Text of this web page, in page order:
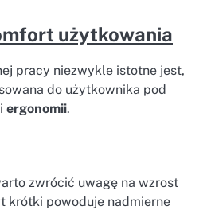
użytkowania
pracy niezwykle istotne jest,
do użytkownika pod
ergonomii.
zwrócić uwagę na wzrost
krótki powoduje nadmierne